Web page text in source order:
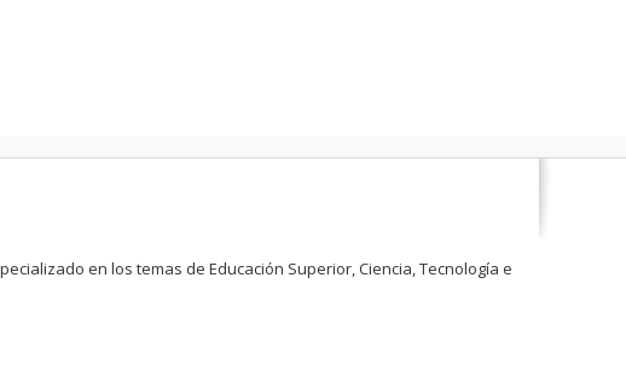
en los temas de Educación Superior, Ciencia, Tecnología e